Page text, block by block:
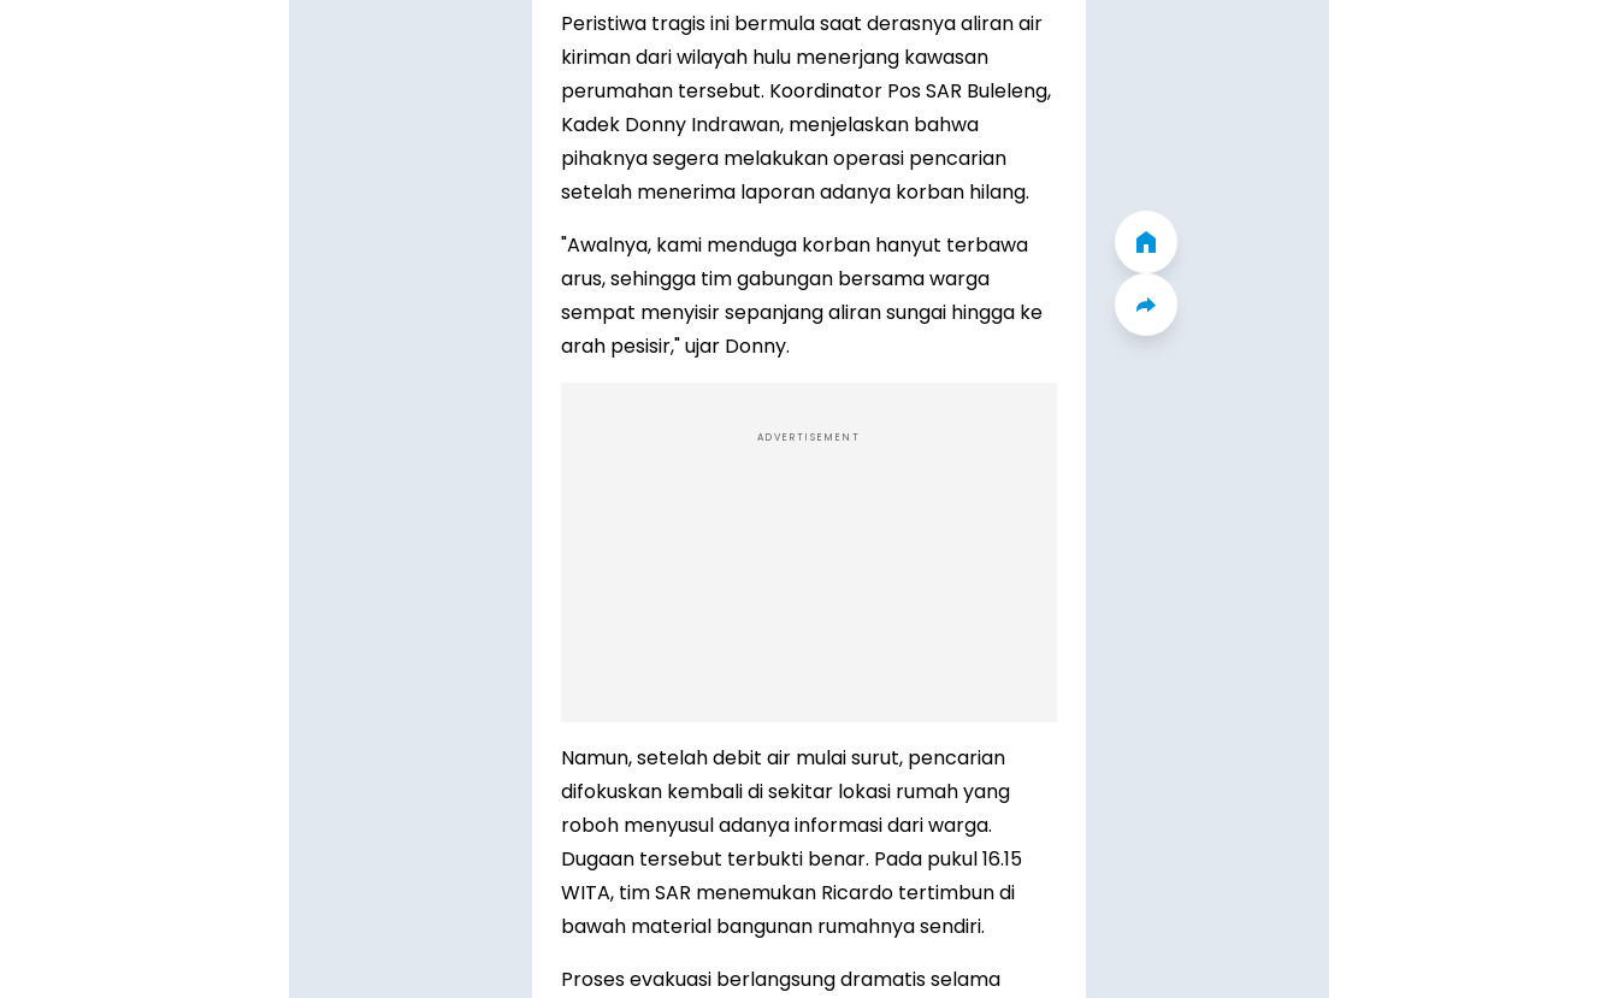
Peristiwa tragis ini bermula saat derasnya aliran air
kiriman dari wilayah hulu menerjang kawasan
perumahan tersebut. Koordinator Pos SAR Buleleng,
Kadek Donny Indrawan, menjelaskan bahwa
pihaknya segera melakukan operasi pencarian
setelah menerima laporan adanya korban hilang.
"Awalnya, kami menduga korban hanyut terbawa
arus, sehingga tim gabungan bersama warga
sempat menyisir sepanjang aliran sungai hingga ke
arah pesisir," ujar Donny.
ADVERTISEMENT
Namun, setelah debit air mulai surut, pencarian
difokuskan kembali di sekitar lokasi rumah yang
roboh menyusul adanya informasi dari warga.
Dugaan tersebut terbukti benar. Pada pukul 16.15
WITA, tim SAR menemukan Ricardo tertimbun di
bawah material bangunan rumahnya sendiri.
Proses evakuasi berlangsung dramatis selama